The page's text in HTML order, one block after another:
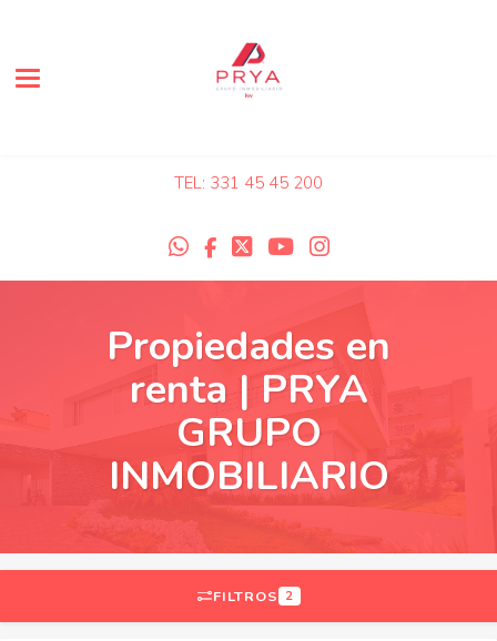
Toggle navigation
TEL: 331 45 45 200
Propiedades en
renta | PRYA
GRUPO
INMOBILIARIO
FILTROS 2